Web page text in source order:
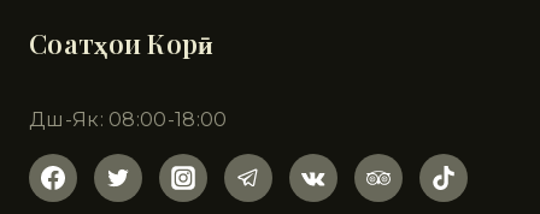
Соатҳои Корӣ
Дш-Як: 08:00-18:00